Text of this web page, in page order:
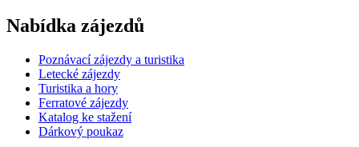
Nabídka zájezdů
Poznávací zájezdy a turistika
Letecké zájezdy
Turistika a hory
Ferratové zájezdy
Katalog ke stažení
Dárkový poukaz